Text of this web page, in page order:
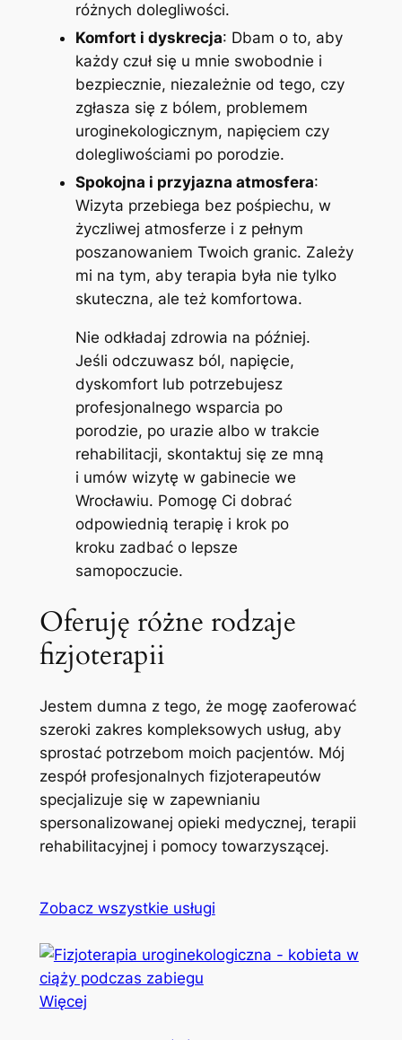
różnych dolegliwości.
Komfort i dyskrecja: Dbam o to, aby
każdy czuł się u mnie swobodnie i
bezpiecznie, niezależnie od tego, czy
zgłasza się z bólem, problemem
uroginekologicznym, napięciem czy
dolegliwościami po porodzie.
Spokojna i przyjazna atmosfera:
Wizyta przebiega bez pośpiechu, w
życzliwej atmosferze i z pełnym
poszanowaniem Twoich granic. Zależy
mi na tym, aby terapia była nie tylko
skuteczna, ale też komfortowa.
Nie odkładaj zdrowia na później.
Jeśli odczuwasz ból, napięcie,
dyskomfort lub potrzebujesz
profesjonalnego wsparcia po
porodzie, po urazie albo w trakcie
rehabilitacji, skontaktuj się ze mną
i umów wizytę w gabinecie we
Wrocławiu. Pomogę Ci dobrać
odpowiednią terapię i krok po
kroku zadbać o lepsze
samopoczucie.
Oferuję różne rodzaje
fizjoterapii
Jestem dumna z tego, że mogę zaoferować
szeroki zakres kompleksowych usług, aby
sprostać potrzebom moich pacjentów. Mój
zespół profesjonalnych fizjoterapeutów
specjalizuje się w zapewnianiu
spersonalizowanej opieki medycznej, terapii
rehabilitacyjnej i pomocy towarzyszącej.
Zobacz wszystkie usługi
Więcej